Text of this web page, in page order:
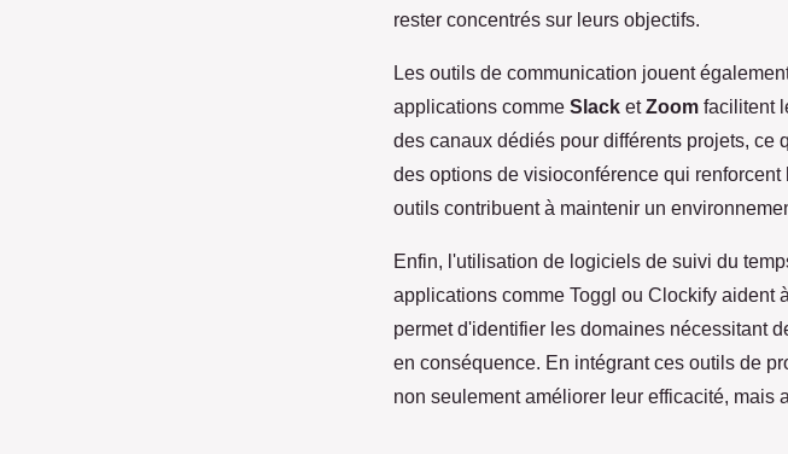
rester concentrés sur leurs objectifs.
Les outils de communication jouent
applications comme Slack etZoom facilitent
des canaux dédiés pour différents projets, ce
des options de visioconférence qui
outils contribuent à maintenir un
Enfin, l'utilisation de logiciels de suivi du
applications comme Toggl ou Clockify aident
permet d'identifier les domaines nécessitant
en conséquence. En intégrant ces outils de
non seulement améliorer leur efficacité, mais